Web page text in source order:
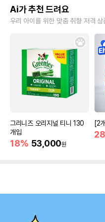
Ai가 추천 드려요
우리 아이를 위한 맞춤 취향 저격 상
그리니즈 오리지널 티니 130
개입
18% 53,000원
[2